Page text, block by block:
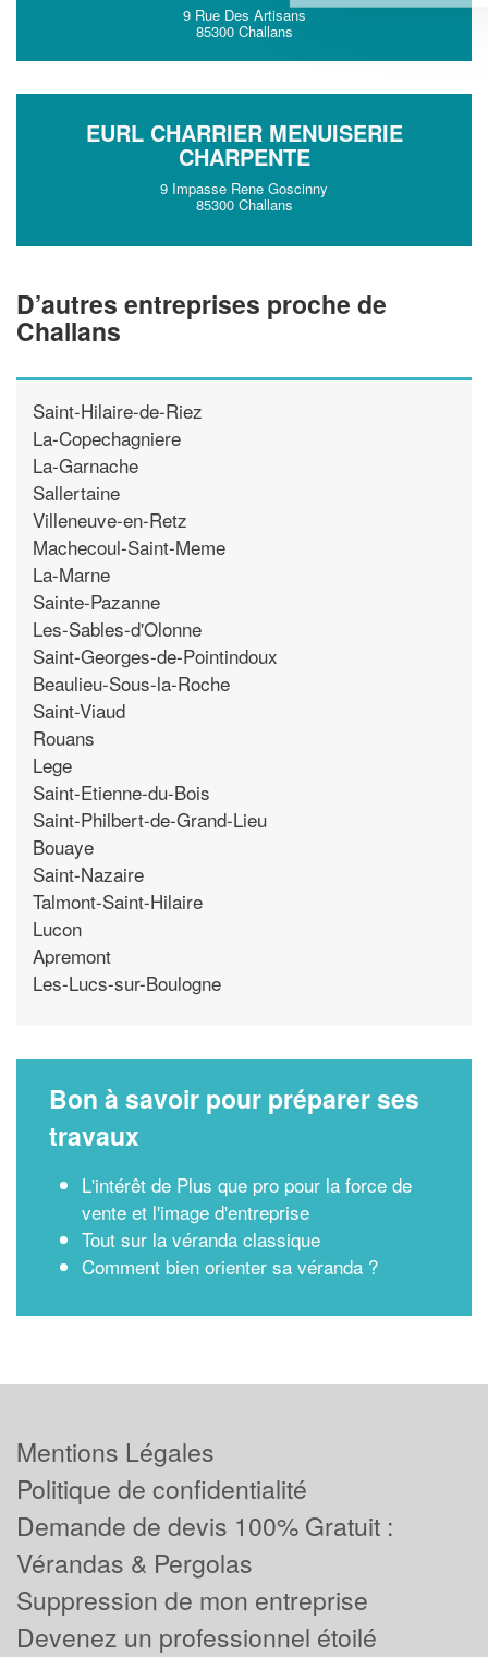
9 Rue Des Artisans
85300 Challans
EURL CHARRIER MENUISERIE
CHARPENTE
9 Impasse Rene Goscinny
85300 Challans
D’autres entreprises proche de
Challans
Saint-Hilaire-de-Riez
La-Copechagniere
La-Garnache
Sallertaine
Villeneuve-en-Retz
Machecoul-Saint-Meme
La-Marne
Sainte-Pazanne
Les-Sables-d'Olonne
Saint-Georges-de-Pointindoux
Beaulieu-Sous-la-Roche
Saint-Viaud
Rouans
Lege
Saint-Etienne-du-Bois
Saint-Philbert-de-Grand-Lieu
Bouaye
Saint-Nazaire
Talmont-Saint-Hilaire
Lucon
Apremont
Les-Lucs-sur-Boulogne
Bon à savoir pour préparer ses
travaux
L'intérêt de Plus que pro pour la force de
vente et l'image d'entreprise
Tout sur la véranda classique
Comment bien orienter sa véranda ?
Mentions Légales
Politique de confidentialité
Demande de devis 100% Gratuit :
Vérandas & Pergolas
Suppression de mon entreprise
Devenez un professionnel étoilé